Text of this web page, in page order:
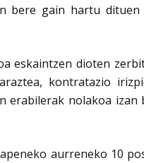
bere gain hartu
eskaintzen dioten
kontratazio
erabilerak nolakoa
aurreneko 10